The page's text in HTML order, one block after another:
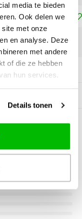
media te bieden
Ook delen we
met onze
en analyse. Deze
met andere
of die ze hebben
hun services.
Details tonen